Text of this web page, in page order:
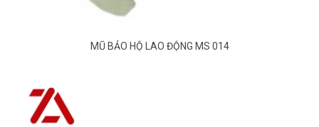
MŨ BẢO HỘ LAO ĐỘNG MS 014